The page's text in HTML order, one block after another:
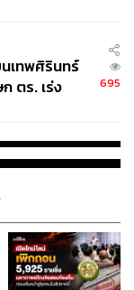
ผู้มีงาน
เทพศิรินทร์
ตร. เร่ง
695